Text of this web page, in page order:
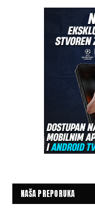
NAŠA PREPORUKA